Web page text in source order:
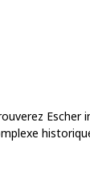
Escher